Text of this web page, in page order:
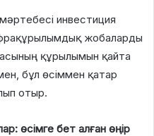
инвестиция
жобаларды
құрылымын қайта
бұл өсіммен қатар
отыр.
өсімге бет алған өңір